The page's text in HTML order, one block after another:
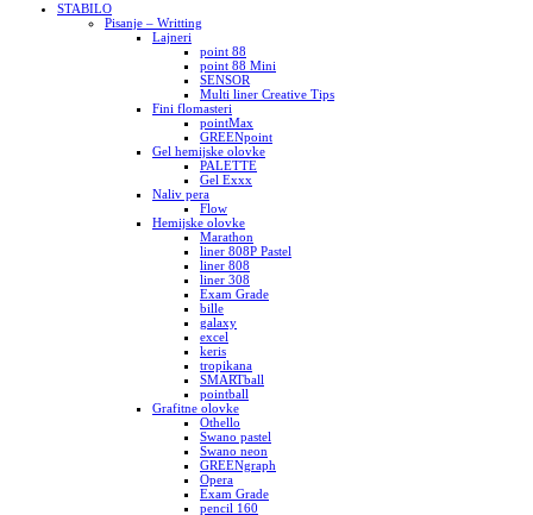
STABILO
Pisanje – Writting
Lajneri
point 88
point 88 Mini
SENSOR
Multi liner Creative Tips
Fini flomasteri
pointMax
GREENpoint
Gel hemijske olovke
PALETTE
Gel Exxx
Naliv pera
Flow
Hemijske olovke
Marathon
liner 808P Pastel
liner 808
liner 308
Exam Grade
bille
galaxy
excel
keris
tropikana
SMARTball
pointball
Grafitne olovke
Othello
Swano pastel
Swano neon
GREENgraph
Opera
Exam Grade
pencil 160